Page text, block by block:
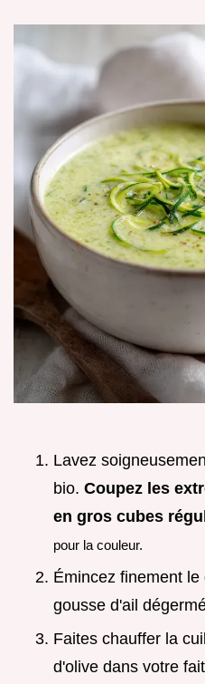
Lavez
bio. Coupez les
en gros cubes
pour la couleur.
Émincez finement
gousse d'ail
Faites chauffer la
d'olive dans votre